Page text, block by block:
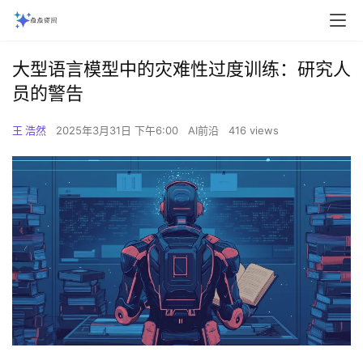
大型语言模型中的灾难性过度训练：研究人
员的警告
王 浩然 2025年3月31日 下午6:00 AI前沿 416 views